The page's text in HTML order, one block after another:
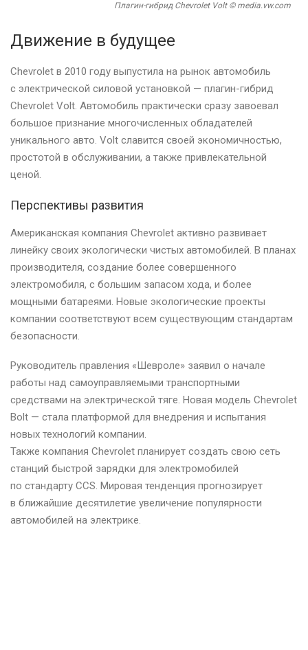
Плагин-гибрид Chevrolet Volt © media.vw.com
Движение в будущее
Chevrolet в 2010 году выпустила на рынок автомобиль
с электрической силовой установкой — плагин-гибрид
Chevrolet Volt. Автомобиль практически сразу завоевал
большое признание многочисленных обладателей
уникального авто. Volt славится своей экономичностью,
простотой в обслуживании, а также привлекательной
ценой.
Перспективы развития
Американская компания Chevrolet активно развивает
линейку своих экологически чистых автомобилей. В планах
производителя, создание более совершенного
электромобиля, с большим запасом хода, и более
мощными батареями. Новые экологические проекты
компании соответствуют всем существующим стандартам
безопасности.
Руководитель правления «Шевроле» заявил о начале
работы над самоуправляемыми транспортными
средствами на электрической тяге. Новая модель Chevrolet
Bolt — стала платформой для внедрения и испытания
новых технологий компании.
Также компания Chevrolet планирует создать свою сеть
станций быстрой зарядки для электромобилей
по стандарту CCS. Мировая тенденция прогнозирует
в ближайшие десятилетие увеличение популярности
автомобилей на электрике.